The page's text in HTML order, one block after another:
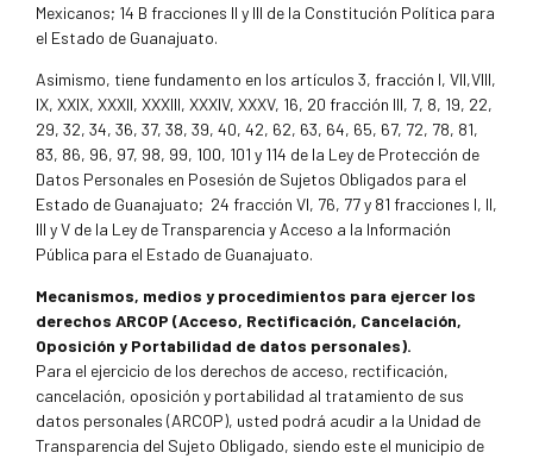
Mexicanos; 14 B fracciones II y III de la Constitución Política para
el Estado de Guanajuato.
Asimismo, tiene fundamento en los artículos 3, fracción I, VII,VIII,
IX, XXIX, XXXII, XXXIII, XXXIV, XXXV, 16, 20 fracción III, 7, 8, 19, 22,
29, 32, 34, 36, 37, 38, 39, 40, 42, 62, 63, 64, 65, 67, 72, 78, 81,
83, 86, 96, 97, 98, 99, 100, 101 y 114 de la Ley de Protección de
Datos Personales en Posesión de Sujetos Obligados para el
Estado de Guanajuato; 24 fracción VI, 76, 77 y 81 fracciones I, II,
III y V de la Ley de Transparencia y Acceso a la Información
Pública para el Estado de Guanajuato.
Mecanismos, medios y procedimientos para ejercer los
derechos ARCOP (Acceso, Rectificación, Cancelación,
Oposición y Portabilidad de datos personales).
Para el ejercicio de los derechos de acceso, rectificación,
cancelación, oposición y portabilidad al tratamiento de sus
datos personales (ARCOP), usted podrá acudir a la Unidad de
Transparencia del Sujeto Obligado, siendo este el municipio de